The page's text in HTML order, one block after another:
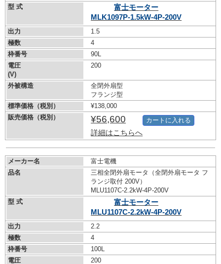
型 式
富士モーター
MLK1097P-1.5kW-4P-200V
出力
1.5
極数
4
枠番号
90L
電圧
(V)
200
外被構造
全閉外扇型
フランジ型
標準価格（税別）
¥138,000
販売価格（税別）
¥56,600
詳細はこちらへ
カートに入れる
メーカー名
富士電機
品名
三相全閉外扇モータ（全閉外扇モータ フ
ランジ取付 200V）
MLU1107C-2.2kW-4P-200V
型 式
富士モーター
MLU1107C-2.2kW-4P-200V
出力
2.2
極数
4
枠番号
100L
電圧
200